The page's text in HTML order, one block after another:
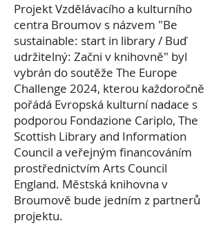
Projekt Vzdělávacího a kulturního
centra Broumov s názvem "Be
sustainable: start in library / Buď
udržitelný: Začni v knihovně" byl
vybrán do soutěže The Europe
Challenge 2024, kterou každoročně
pořádá Evropská kulturní nadace s
podporou Fondazione Cariplo, The
Scottish Library and Information
Council a veřejným financováním
prostřednictvím Arts Council
England. Městská knihovna v
Broumově bude jedním z partnerů
projektu.